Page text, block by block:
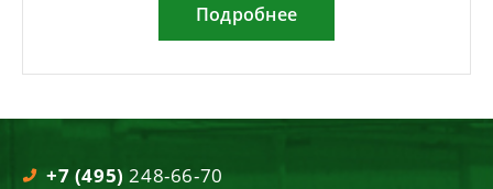
Подробнее
+7 (495) 248-66-70